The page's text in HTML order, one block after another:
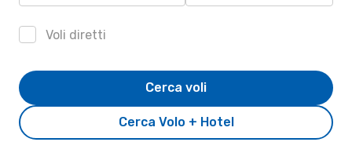
Voli diretti
Cerca Volo + Hotel
Cerca voli